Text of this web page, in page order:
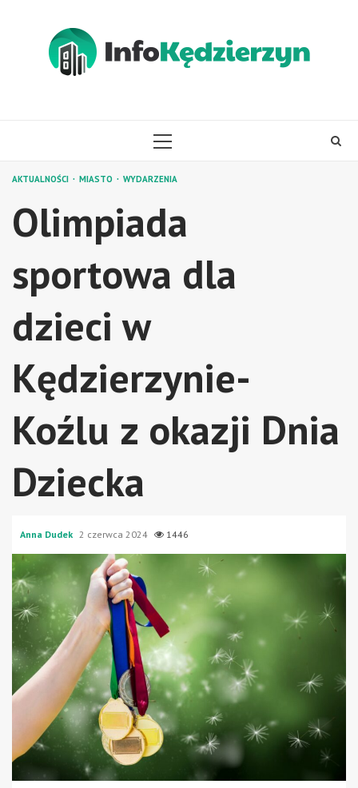
PRIMARY
AKTUALNOŚCI MIASTO WYDARZENIA
Olimpiada
sportowa dla
dzieci w
Kędzierzynie-
Koźlu z okazji Dnia
Dziecka
Anna Dudek 2 czerwca 2024 1446